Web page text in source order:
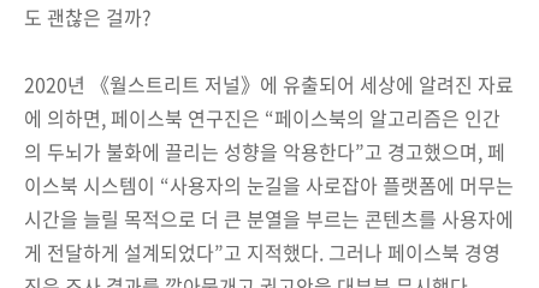
도 괜찮은 걸까?
2020년 《월스트리트 저널》에 유출되어 세상에 알려진 자료
에 의하면, 페이스북 연구진은 “페이스북의 알고리즘은 인간
의 두뇌가 불화에 끌리는 성향을 악용한다”고 경고했으며, 페
이스북 시스템이 “사용자의 눈길을 사로잡아 플랫폼에 머무는
시간을 늘릴 목적으로 더 큰 분열을 부르는 콘텐츠를 사용자에
게 전달하게 설계되었다”고 지적했다. 그러나 페이스북 경영